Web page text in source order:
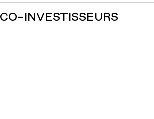
CO-INVESTISSEURS